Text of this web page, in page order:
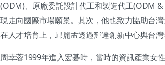
(ODM)、原廠委託設計代工和製造代工(ODM
現走向國際市場願景。其次，他也致力協助台
在人才培育上，邱麗孟透過輝達創新中心與台
周幸蓉1999年進入宏碁時，當時的資訊產業女